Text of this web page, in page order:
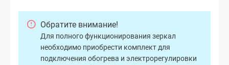
Обратите внимание!
Для полного функционирования зеркал
необходимо приобрести комплект для
подключения обогрева и электрорегулировки